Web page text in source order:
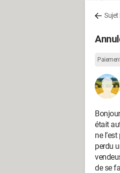
Sujet
était
ne
perdu
de se